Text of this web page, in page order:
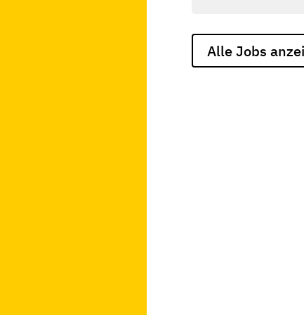
Alle Jobs